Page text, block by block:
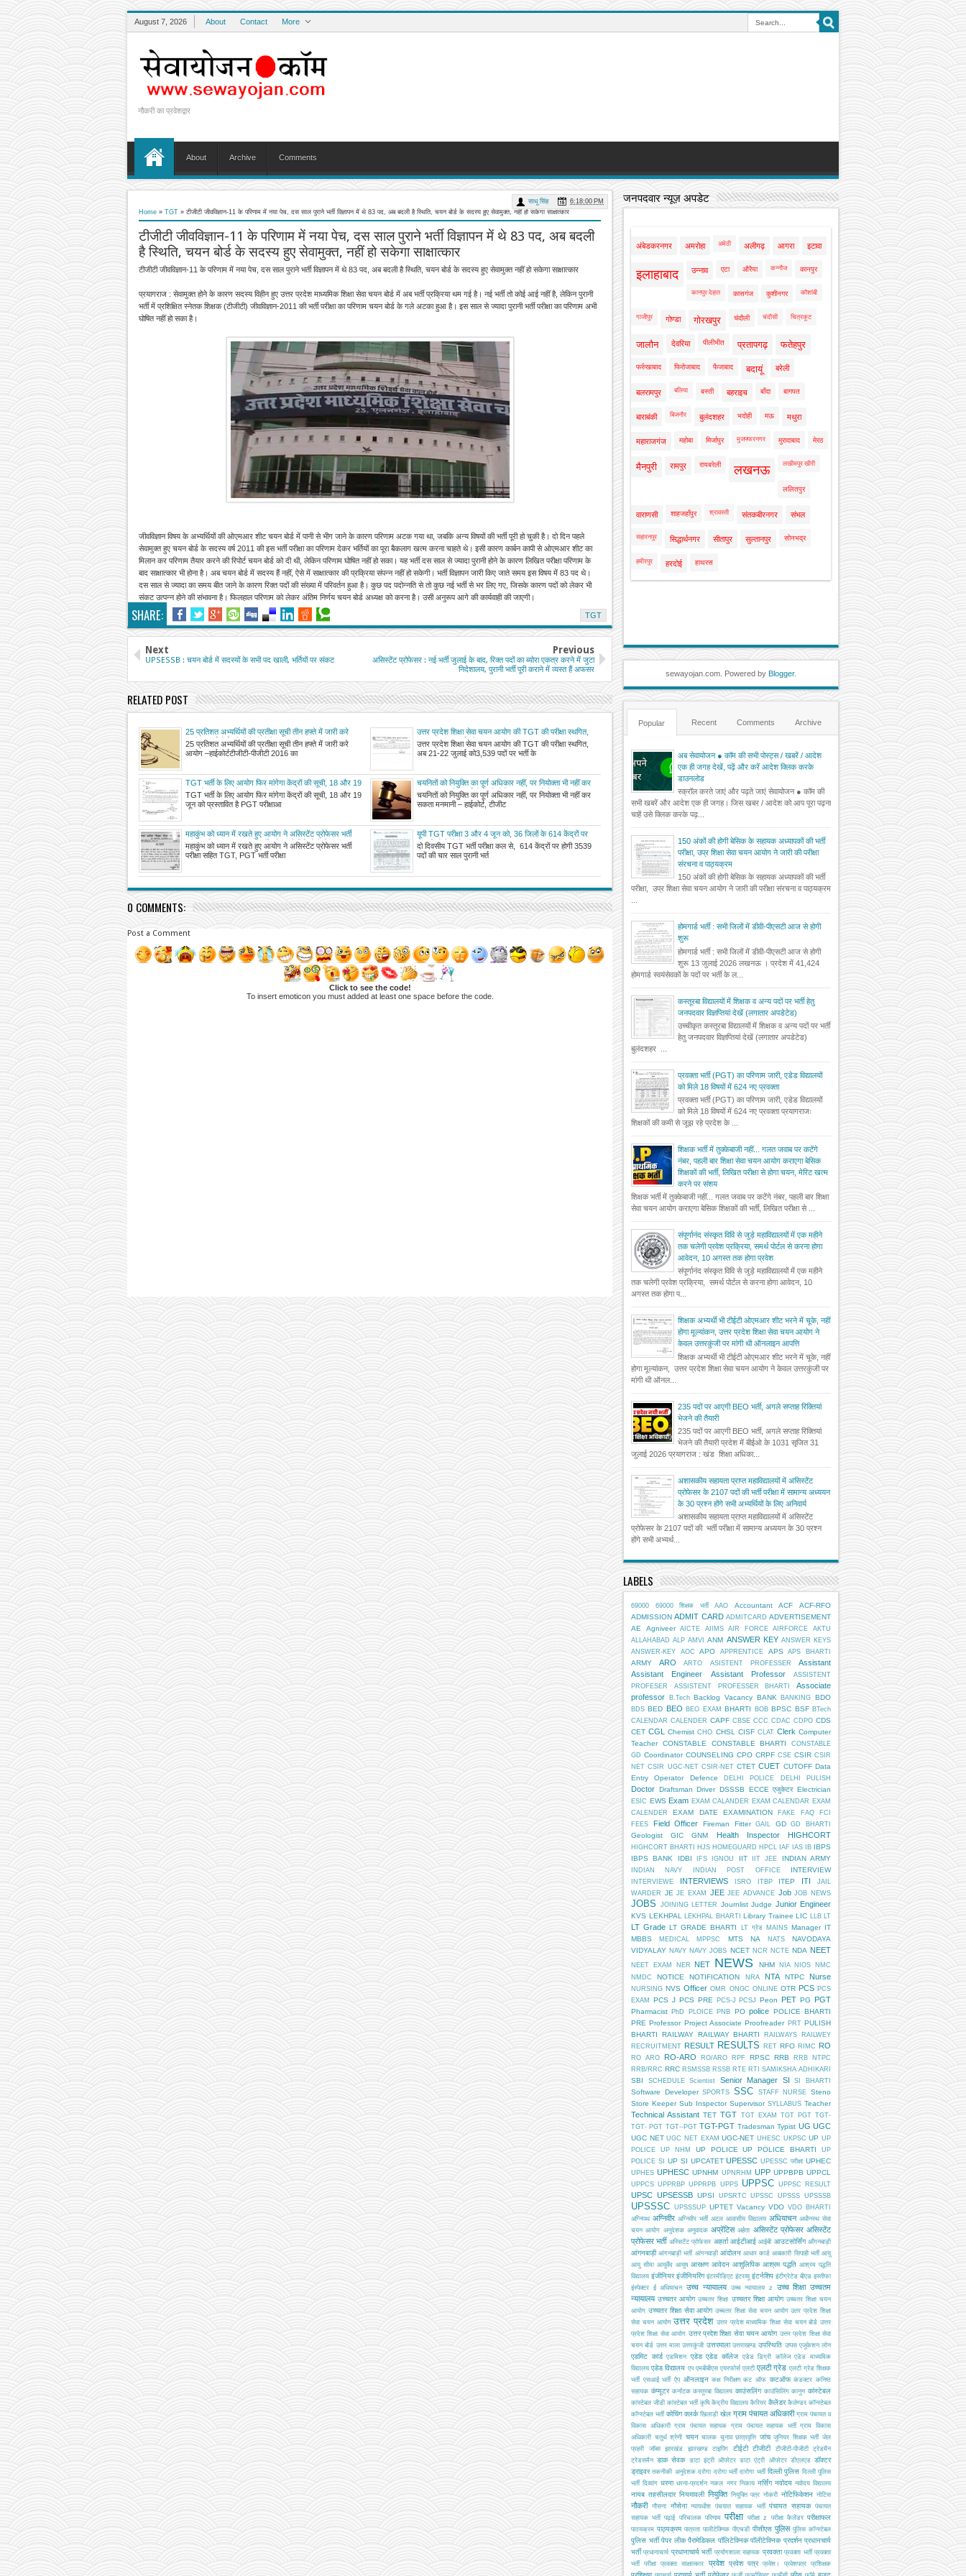
August 7, 2026 About Contact More
नौकरी का प्रवेशद्वार
About Archive Comments
Home » TGT » टीजीटी जीवविज्ञान-11 के परिणाम में नया पेच, दस साल पुराने भर्ती विज्ञापन में थे 83 पद, अब बदली है स्थिति, चयन बोर्ड के सदस्य हुए सेवामुक्त, नहीं हो सकेगा साक्षात्कार
टीजीटी जीवविज्ञान-11 के परिणाम में नया पेच, दस साल पुराने भर्ती विज्ञापन में थे 83 पद, अब बदली
है स्थिति, चयन बोर्ड के सदस्य हुए सेवामुक्त, नहीं हो सकेगा साक्षात्कार
साधू सिंह 6:18:00 PM
TGT
टीजीटी जीवविज्ञान-11 के परिणाम में नया पेच, दस साल पुराने भर्ती विज्ञापन में थे 83 पद, अब बदली है स्थिति, चयन बोर्ड के सदस्य हुए सेवामुक्त नहीं हो सकेगा साक्षात्कार
प्रयागराज : सेवामुक्त होने के कारण सदस्य विहीन हुए उत्तर प्रदेश माध्यमिक शिक्षा सेवा चयन बोर्ड में अब भर्ती प्रक्रिया थम गई है। नई भर्ती तो कोई आई नहीं है, लेकिन पुरानी
भर्ती में प्रशिक्षित स्नेतक शिक्षक (टीजीटी) जीवविज्ञान-2011 की भर्ती परीक्षा का परिणाम चयन बोर्ड के गले अटका हुआ है। इस साल से ज्यादा पुरानी भर्ती परीक्षा का परिणाम अभी
घोषित नहीं हो सका है।
जीवविज्ञान विषय के अभ्यर्थियों की ओएमआर शीट चयन बोर्ड में पानी से भीग जाने के कारण परिणाम अटक गया था, जबकि अन्य विषयों की भर्ती पूरी हो चुकी है। दो दिन पहले
सेवामुक्त हुए चयन बोर्ड के सदस्य वर्ष 2011 की इस भर्ती परीक्षा का परिणाम देकर भर्तियों का पूरा बैकलाग खत्म करना चाहते थे। इसी कारण कार्बन कापी से ओएमआर शीट का
मिलान कर परिणाम तैयार करने की रिपोर्ट चयन बोर्ड को दी थी, लेकिन परिणाम घोषित नहीं हो सका। यह भर्ती दस साल से ज्यादा पुरानी होने के कारण लिखित परीक्षा परिणाम के
बाद साक्षात्कार भी होना है। अब चयन बोर्ड में सदस्य हैं नहीं, ऐसे में साक्षात्कार की प्रक्रिया संपन्न नहीं हो सकेगी। भर्ती विज्ञापन जारी किए जाते समय इस विषय में 83 पद थे।
दस साल से ज्यादा का समय बीत जाने के कारण रिक्त पदों की संख्या में परिवर्तन हुआ है। कुछ पद पदोन्नति से तो कुछ नई भर्ती से भर लिए गए, जिसके कारण पदों को लेकर भी
संकट उत्पन्न होने की संभावना है। फिलहाल परिणाम को लेकर अंतिम निर्णय चयन बोर्ड अध्यक्ष को करना है। उसी अनुरूप आगे की कार्यवाही की जाएगी।
SHARE:
Next
UPSESSB : चयन बोर्ड में सदस्यों के सभी पद खाली, भर्तियों पर संकट
Previous
असिस्टेंट प्रोफेसर : नई भर्ती जुलाई के बाद, रिक्त पदों का ब्योरा एकत्र करने में जुटा
निदेशालय, पुरानी भर्ती पूरी कराने में व्यस्त हैं अफसर
RELATED POST
25 प्रतिशत अभ्यर्थियों की प्रतीक्षा सूची तीन हफ्ते में जारी करे
आयोग –हाईकोर्ट, टीजीटी-पीजीटी 2016 का मामला
25 प्रतिशत अभ्यर्थियों की प्रतीक्षा सूची तीन हफ्ते में जारी करे
आयोग –हाईकोर्टटीजीटी-पीजीटी 2016 का
उत्तर प्रदेश शिक्षा सेवा चयन आयोग की TGT की परीक्षा स्थगित,
अब 21-22 जुलाई को
उत्तर प्रदेश शिक्षा सेवा चयन आयोग की TGT की परीक्षा स्थगित,
अब 21-22 जुलाई को3,539 पदों पर भर्ती के
TGT भर्ती के लिए आयोग फिर मांगेगा केंद्रों की सूची, 18 और 19
जून को प्रस्तावित है PGT परीक्षा
TGT भर्ती के लिए आयोग फिर मांगेगा केंद्रों की सूची, 18 और 19
जून को प्रस्तावित है PGT परीक्षाआ
चयनितों को नियुक्ति का पूर्ण अधिकार नहीं, पर नियोक्ता भी नहीं कर
सकता मनमानी – हाईकोर्ट, टीजीटी-2013 मामले में की अहम
टिप्पणी, एकलपीठ के आदेश पर चल रही सुनवाई
चयनितों को नियुक्ति का पूर्ण अधिकार नहीं, पर नियोक्ता भी नहीं कर
सकता मनमानी – हाईकोर्ट, टीजीट
महाकुंभ को ध्यान में रखते हुए आयोग ने असिस्टेंट प्रोफेसर भर्ती
परीक्षा सहित TGT, PGT भर्ती परीक्षा की तिथियों में किया बदलाव
किया, देखें नोटिस
महाकुंभ को ध्यान में रखते हुए आयोग ने असिस्टेंट प्रोफेसर भर्ती
परीक्षा सहित TGT, PGT भर्ती परीक्षा
यूपी TGT परीक्षा 3 और 4 जून को, 36 जिलों के 614 केंद्रों पर
दो पालियों में होगी परीक्षा
दो दिवसीय TGT भर्ती परीक्षा कल से, 614 केंद्रों पर होगी 3539
पदों की चार साल पुरानी भर्त
0 COMMENTS:
Post a Comment
Click to see the code!
To insert emoticon you must added at least one space before the code.
जनपदवार न्यूज़ अपडेट
अंबेडकरनगर अमरोहा अमेठी अलीगढ़ आगरा इटावा
इलाहाबाद उन्नाव एटा औरैया कन्नौज कानपुर
कानपुर देहात कासगंज कुशीनगर कौशांबी
गाजीपुर गोण्डा गोरखपुर चंदौली चंदौसी चित्रकूट
जालौन देवरिया पीलीभीत प्रतापगढ़ फतेहपुर
फर्रुखाबाद फिरोजाबाद फैजाबाद बदायूं बरेली
बलरामपुर बलिया बस्ती बहराइच बाँदा बागपत
बाराबंकी बिजनौर बुलंदशहर भदोही मऊ मथुरा
महाराजगंज महोबा मिर्जापुर मुजफ्फरनगर मुरादाबाद मेरठ
मैनपुरी रामपुर रायबरेली लखनऊ लखीमपुर खीरी
ललितपुर
वाराणसी शाहजहाँपुर श्रावस्ती संतकबीरनगर संभल
सहारनपुर सिद्धार्थनगर सीतापुर सुल्तानपुर सोनभद्र
हमीरपुर हरदोई हाथरस
sewayojan.com. Powered by Blogger.
Popular Recent Comments Archive
अब सेवायोजन ● कॉम की सभी पोस्ट्स / खबरें / आदेश
एक ही जगह देखें, पढ़ें और करें आदेश क्लिक करके
डाउनलोड
स्क्रॉल करते जाएं और पढ़ते जाएं सेवायोजन ● कॉम की
सभी खबरें और आदेश एक ही जगह। जिस खबर / आदेश को आप पूरा पढ़ना
चाहें उसे क्लिक करके पढ़...
150 अंकों की होगी बेसिक के सहायक अध्यापकों की भर्ती
परीक्षा, उप्र शिक्षा सेवा चयन आयोग ने जारी की परीक्षा
संरचना व पाठ्यक्रम
150 अंकों की होगी बेसिक के सहायक अध्यापकों की भर्ती
परीक्षा, उप्र शिक्षा सेवा चयन आयोग ने जारी की परीक्षा संरचना व पाठ्यक्रम
होमगार्ड भर्ती : सभी जिलों में डीवी-पीएसटी आज से होगी
शुरू
होमगार्ड भर्ती : सभी जिलों में डीवी-पीएसटी आज से होगी
शुरू 13 जुलाई 2026 लखनऊ । प्रदेश में 41,424
होमगार्ड स्वयंसेवकों के पदों पर भर्ती के ल...
कस्तूरबा विद्यालयों में शिक्षक व अन्य पदों पर भर्ती हेतु
जनपदवार विज्ञप्तियां देखें (लगातार अपडेटेड)
उच्चीकृत कस्तूरबा विद्यालयों में शिक्षक व अन्य पदों पर भर्ती
हेतु जनपदवार विज्ञप्तियां देखें (लगातार अपडेटेड)
बुलंदशहर ...
प्रवक्ता भर्ती (PGT) का परिणाम जारी, एडेड विद्यालयों
को मिले 18 विषयों में 624 नए प्रवक्ता
प्रवक्ता भर्ती (PGT) का परिणाम जारी, एडेड विद्यालयों
को मिले 18 विषयों में 624 नए प्रवक्ता प्रयागराजः
शिक्षकों की कमी से जूझ रहे प्रदेश के ...
शिक्षक भर्ती में तुक्केबाजी नहीं... गलत जवाब पर कटेंगे
नंबर, पहली बार शिक्षा सेवा चयन आयोग कराएगा बेसिक
शिक्षकों की भर्ती, लिखित परीक्षा से होगा चयन, मेरिट खत्म
करने पर संशय
शिक्षक भर्ती में तुक्केबाजी नहीं... गलत जवाब पर कटेंगे नंबर, पहली बार शिक्षा
सेवा चयन आयोग कराएगा बेसिक शिक्षकों की भर्ती, लिखित परीक्षा से ...
संपूर्णानंद संस्कृत विवि से जुड़े महाविद्यालयों में एक महीने
तक चलेगी प्रवेश प्रक्रिया, समर्थ पोर्टल से करना होगा
आवेदन, 10 अगस्त तक होगा प्रवेश
संपूर्णानंद संस्कृत विवि से जुड़े महाविद्यालयों में एक महीने
तक चलेगी प्रवेश प्रक्रिया, समर्थ पोर्टल से करना होगा आवेदन, 10
अगस्त तक होगा प...
शिक्षक अभ्यर्थी भी टीईटी ओएमआर शीट भरने में चूके, नहीं
होगा मूल्यांकन, उत्तर प्रदेश शिक्षा सेवा चयन आयोग ने
केवल उत्तरकुंजी पर मांगी थी ऑनलाइन आपत्ति
शिक्षक अभ्यर्थी भी टीईटी ओएमआर शीट भरने में चूके, नहीं
होगा मूल्यांकन, उत्तर प्रदेश शिक्षा सेवा चयन आयोग ने केवल उत्तरकुंजी पर
मांगी थी ऑनल...
235 पदों पर आएगी BEO भर्ती, अगले सप्ताह रिक्तियां
भेजने की तैयारी
235 पदों पर आएगी BEO भर्ती, अगले सप्ताह रिक्तियां
भेजने की तैयारी प्रदेश में बीईओ के 1031 सृजित 31
जुलाई 2026 प्रयागराज : खंड शिक्षा अधिका...
अशासकीय सहायता प्राप्त महाविद्यालयों में असिस्टेंट
प्रोफेसर के 2107 पदों की भर्ती परीक्षा में सामान्य अध्ययन
के 30 प्रश्न होंगे सभी अभ्यर्थियों के लिए अनिवार्य
अशासकीय सहायता प्राप्त महाविद्यालयों में असिस्टेंट
प्रोफेसर के 2107 पदों की भर्ती परीक्षा में सामान्य अध्ययन के 30 प्रश्न
होंगे सभी अभ्यर्थ...
LABELS
69000 69000 शिक्षक भर्ती AAO Accountant ACF
ACF-RFO
ADMISSION ADMIT CARD ADMITCARD ADVERTISEMENT
AE
Agniveer AICTE AIIMS AIR FORCE AIRFORCE
AKTU
ALLAHABAD ALP AMVI ANM ANSWER KEY ANSWER KEYS
ANSWER-KEY
AOC APO APPRENTICE APS APS BHARTI
ARMY ARO ARTO ASISTENT PROFESSER
Assistant
Assistant Engineer
Assistant Professor
ASSISTENT
PROFESER
ASSISTENT PROFESSER BHARTI
Associate
professor
B.Tech Backlog Vacancy BANK BANKING BDO
BDS BED BEO BEO EXAM BHARTI BOB BPSC BSF BTech
CALENDAR CALENDER CAPF CBSE CCC CDAC CDPO CDS
CET CGL Chemist CHO CHSL CISF CLAT Clerk Computer
Teacher
CONSTABLE CONSTABLE BHARTI
CONSTABLE
GD Coordinator COUNSELING CPO CRPF CSE CSIR CSIR
NET CSIR UGC-NET CSIR-NET CTET CUET CUTOFF Data
Entry Operator
Defence DELHI POLICE DELHI PULISH
Doctor Draftsman Driver DSSSB ECCE एजुकेटर Electrician
ESIC EWS Exam EXAM CALANDER EXAM CALENDAR EXAM
CALENDER
EXAM DATE EXAMINATION FAKE FAQ
FCI
FEES
Field Officer Fireman Fitter GAIL GD GD BHARTI
Geologist GIC GNM Health Inspector HIGHCORT
HIGHCORT BHARTI HJS HOMEGUARD HPCL IAF IAS IB IBPS
IBPS BANK
IDBI IFS IGNOU IIT IIT JEE INDIAN ARMY
INDIAN NAVY INDIAN POST OFFICE INTERVIEW
INTERVIEWE INTERVIEWS ISRO ITBP ITEP ITI
JAIL
WARDER JE JE EXAM JEE JEE ADVANCE Job JOB NEWS
JOBS JOINING LETTER Journlist Judge Junior Engineer
KVS LEKHPAL LEKHPAL BHARTI Library Trainee LIC LLB LT
LT Grade LT GRADE BHARTI LT ग्रेड MAINS Manager IT
MBBS
MEDICAL MPPSC MTS NA NATS
NAVODAYA
VIDYALAY NAVY NAVY JOBS NCET NCR NCTE NDA NEET
NEET EXAM NER NET NEWS NHM NIA NIOS
NMC
NMDC
NOTICE NOTIFICATION NRA NTA NTPC Nurse
NURSING NVS Officer OMR ONGC ONLINE OTR PCS PCS
EXAM
PCS J PCS PRE PCS-J PCSJ Peon PET PG PGT
Pharmacist PhD PLOICE PNB PO police POLICE BHARTI
PRE Professor Project Associate Proofreader PRT PULISH
BHARTI
RAILWAY RAILWAY BHARTI RAILWAYS
RAILWEY
RECRUITMENT RESULT RESULTS RET RFO RIMC RO
RO ARO RO-ARO RO/ARO RPF RPSC RRB
RRB NTPC
RRB/RRC RRC RSMSSB RSSB RTE RTI SAMIKSHA ADHIKARI
SBI SCHEDULE Scientist Senior Manager SI SI BHARTI
Software Developer SPORTS SSC STAFF NURSE
Steno
Store Keeper Sub Inspector Supervisor SYLLABUS Teacher
Technical Assistant TET TGT TGT EXAM TGT PGT TGT-
TGT- PGT TGT--PGT TGT-PGT Tradesman Typist UG UGC
UGC NET UGC NET EXAM UGC-NET UHESC UKPSC UP UP
POLICE
UP NHM UP POLICE UP POLICE BHARTI
UP
POLICE SI
UP SI UPCATET UPESSC UPESSC परीक्षा UPHEC
UPHES UPHESC UPNHM UPNRHM UPP UPPBPB UPPCL
UPPCS UPPRBP UPPRPB UPPS UPPSC UPPSC RESULT
UPSC UPSESSB UPSI UPSRTC UPSSC UPSSS UPSSSB
UPSSSC UPSSSUP UPTET Vacancy VDO VDO BHARTI
अग्निपथ अग्निवीर अग्निवीर भर्ती अटल आवासीय विद्यालय अधियाचन अधीनस्थ सेवा
चयन आयोग अनुदेशक अनुवादक अप्रेंटिस अर्हता असिस्टेंट प्रोफेसर असिस्टेंट
प्रोफेसर भर्ती अस्सिटेंट प्रोफेसर अहर्ता आईटीआई आईबी आउटसोर्सिंग आँगनबाड़ी
आंगनबाड़ी आंगनबाड़ी भर्ती आंगनवाड़ी आंदोलन आधार कार्ड आबकारी सिपाही भर्ती आयु
आयु सीमा आयुर्वेद आयुष आरक्षण आवेदन आशुलिपिक आश्रम पद्धति आश्रम पद्धति
विद्यालय इंजीनियर इंजीनियरिंग इंटरमीडिएट इंटरव्यू इंटर्नशिप इंटीग्रेटेड बीएड इस्तीफा
इंस्पेक्टर ई अधियाचन उच्च न्यायालय उच्च न्यायालय z उच्च शिक्षा उच्चतम
न्यायालय उच्चतर आयोग उच्चतर शिक्षा उच्चतर शिक्षा आयोग उच्चतर शिक्षा चयन
आयोग उच्चतर शिक्षा सेवा आयोग उच्चतर शिक्षा सेवा चयन आयोग उतर प्रदेश शिक्षा
सेवा चयन आयोग उत्तर प्रदेश उत्तर प्रदेश माध्यमिक शिक्षा सेवा चयन बोर्ड उत्तर
प्रदेश शिक्षा सेवा आयोग उत्तर प्रदेश शिक्षा सेवा चयन आयोग उत्तर प्रदेश शिक्षा सेवा
चयन बोर्ड उत्तर माला उत्तरकुंजी उत्तरमाला उत्तराखण्ड उपस्थिति उप्पस एजूकेशन लोन
एडमिट कार्ड एडमिशन एडेड एडेड कॉलेज एडेड डिग्री कॉलेज एडेड माध्यमिक
विद्यालय एडेड विद्यालय एप एमबीबीएस एयरफोर्स एलटी एलटी ग्रेड एलटी ग्रेड शिक्षक
भर्ती एसआई भर्ती ऐप ऑनलाइन कक्ष निरीक्षण कट ऑफ कटऑफ कंडक्टर कनिष्ठ
सहायक कंप्यूटर कर्नाटक कस्तूरबा विद्यालय काउंसलिंग काउंसिलिंग कानून कांस्टेबल
कांस्टेबल जीडी कांस्टेबल भर्ती कृषि केंद्रीय विद्यालय कैरियर कैलेंडर कैलेण्डर कॉन्स्टेबल
कॉन्स्टेबल भर्ती कोचिंग क्लर्क खिलाड़ी खेल ग्राम पंचायत अधिकारी ग्राम पंचायत व
विकास अधिकारी ग्राम पंचायत सहायक ग्राम पंचायत सहायक भर्ती ग्राम विकास
अधिकारी चतुर्थ श्रेणी चयन चालक चुनाव छात्रवृत्ति जांच जूनियर शिक्षक भर्ती जेल
प्रहरी
जॉब्स झारखंड झारखण्ड टाइपिंग टीईटी टीजीटी टीजीटी-पीजीटी
ट्रेडमैन
ट्रेडसमैन डाक सेवक डाटा इंट्री ऑपरेटर डाटा एंट्री ऑपरेटर डीएलएड डॉक्टर
ड्राइवर तकनीकी अनुदेशक दरोगा दरोगा भर्ती दारोगा भर्ती दिल्ली पुलिस दिल्ली पुलिस
भर्ती दिव्यांग धरना धरना-प्रदर्शन नकल नगर निकाय नर्सिंग नवोदय नवोदय विद्यालय
नायब तहसीलदार नियमावली नियुक्ति नियुक्ति पत्र नोकरी नोटिफिकेशन नोटिस
नौकरी नौसना नौसेना न्यायधीश पंचयात सहायक भर्ती पंचायत सहायक पंचायत
सहायक भर्ती पढ़ाई परिचालक परिणाम परीक्षा परीक्षा z परीक्षा कैलेंडर परीक्षाफल
पाठयक्रम पाठ्यक्रम पात्रता पालीटेक्निक पीएचडी पीसीएस पुलिस पुलिस कॉन्स्टेबल
पुलिस भर्ती पेपर लीक पैरामेडिकल पॉलिटेक्निक पॉलीटेक्निक प्रदर्शन प्रधानचार्य
भर्ती प्रधानाचार्य प्रधानाचार्य भर्ती प्रयोगशाला सहायक प्रवक्ता प्रवक्ता भर्ती प्रवक्ता
भर्ती परीक्षा
प्रवक्ता साक्षात्कार प्रवेश प्रवेश पत्र प्रवेश। प्रवेशपत्र प्रशिक्षक